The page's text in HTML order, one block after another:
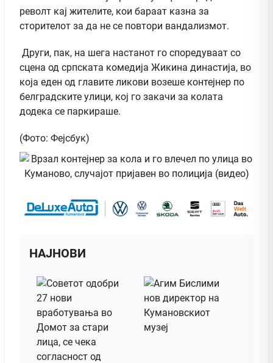
револт кај жителите, кои бараат казна за
сторителот за да не се повтори вандализмот.
Други, пак, на шега настанот го споредуваат со
сцена од српската комедија Жикина династија, во
која еден од главите ликови возеше контејнер по
белградските улици, кој го закачи за колата
додека се паркираше.
(Фото: Фејсбук)
НАЈНОВИ